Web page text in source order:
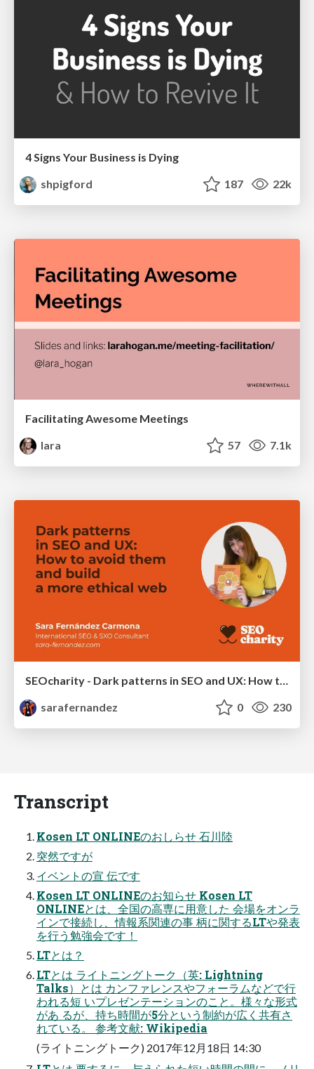
4 Signs Your Business is Dying
shpigford
187 22k
Facilitating Awesome Meetings
lara
57 7.1k
sarafernandez
0 230
Transcript
Kosen LT ONLINEのおしらせ 石川陸
突然ですが
イベントの宣 伝です
Kosen LT ONLINEのお知らせ Kosen LT
ONLINEとは、全国の高専に用意した 会場をオンラ
インで接続し、情報系関連の事 柄に関するLTや発表
を行う勉強会です！
LTとは？
LTとは ライトニングトーク（英: Lightning
Talks）とは カンファレンスやフォーラムなどで行
われる短 いプレゼンテーションのこと。様々な形式
があ るが、持ち時間が5分という制約が広く共有さ
れている。 参考文献: Wikipedia
(ライトニングトーク) 2017年12月18日 14:30